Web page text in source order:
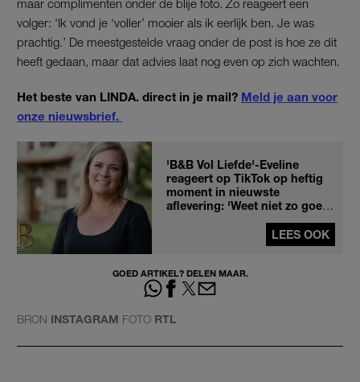
maar complimenten onder de blije foto. Zo reageert een
volger: ‘Ik vond je ‘voller’ mooier als ik eerlijk ben. Je was
prachtig.’ De meestgestelde vraag onder de post is hoe ze dit
heeft gedaan, maar dat advies laat nog even op zich wachten.
Het beste van LINDA. direct in je mail? Meld je aan voor
onze nieuwsbrief.
'B&B Vol Liefde'-Eveline
reageert op TikTok op heftig
moment in nieuwste
aflevering: 'Weet niet zo goed
LEES OOK
GOED ARTIKEL? DELEN MAAR.
BRON INSTAGRAM FOTO RTL